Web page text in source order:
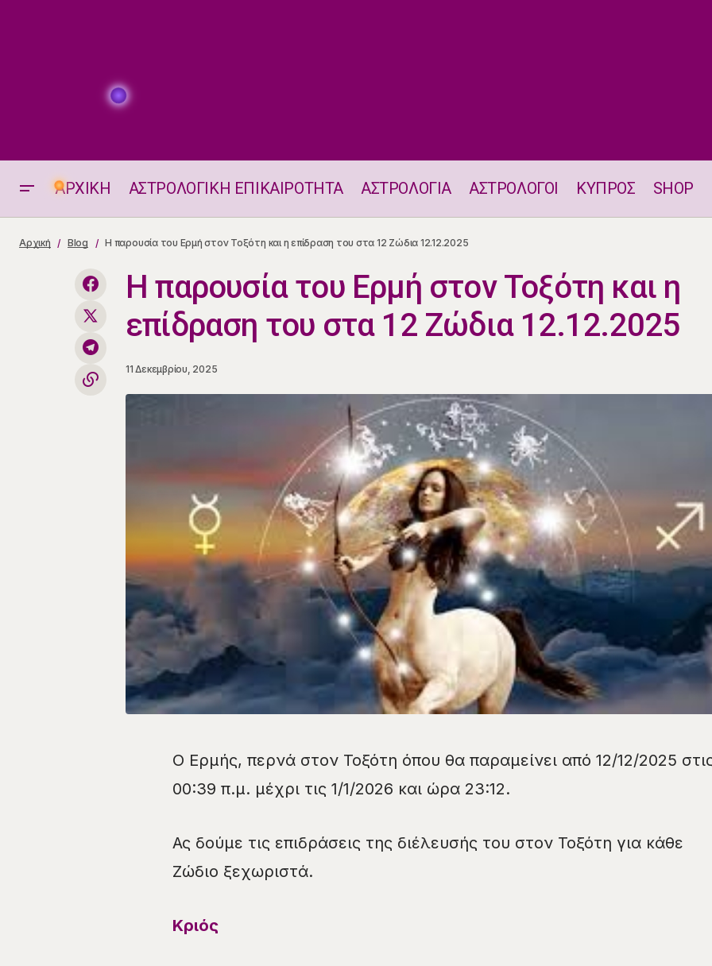
ΑΡΧΙΚΗ ΑΣΤΡΟΛΟΓΙΚΗ ΕΠΙΚΑΙΡΟΤΗΤΑ ΑΣΤΡΟΛΟΓΙΑ ΑΣΤΡΟΛΟΓΟΙ ΚΥΠΡΟΣ SHOP
Ο Ερμής στον Τοξότη 12.12.2025 Η παρουσία του Ερμή στον Τοξότη και η επίδραση του στα 12
Αρχική Blog Η παρουσία του Ερμή στον Τοξότη και η επίδραση του στα 12 Ζώδια 12.12.2025
Η παρουσία του Ερμή στον Τοξότη και η
επίδραση του στα 12 Ζώδια 12.12.2025
11 Δεκεμβρίου, 2025
Ο Ερμής, περνά στον Τοξότη όπου θα παραμείνει από 12/12/2025
00:39 π.μ. μέχρι τις 1/1/2026 και ώρα 23:12.
Ας δούμε τις επιδράσεις της διέλευσής του στον Τοξότη για κάθε
Ζώδιο ξεχωριστά.
Κριός